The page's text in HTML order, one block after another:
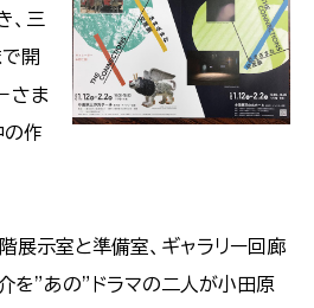
、三
開
さま
の作
展示室と準備室、ギャラリー回廊
を”あの”ドラマの二人が小田原